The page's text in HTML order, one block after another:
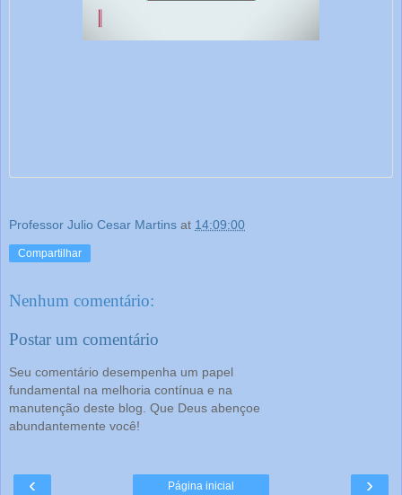
Professor Julio Cesar Martins at 14:09:00
Compartilhar
Nenhum comentário:
Postar um comentário
Seu comentário desempenha um papel
fundamental na melhoria contínua e na
manutenção deste blog. Que Deus abençoe
abundantemente você!
‹ ›
Página inicial